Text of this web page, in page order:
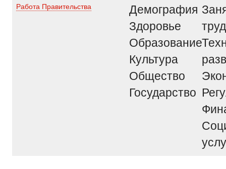
Работа Правительства
Демография
Здоровье
Образование
Культура
Общество
Государство
труд